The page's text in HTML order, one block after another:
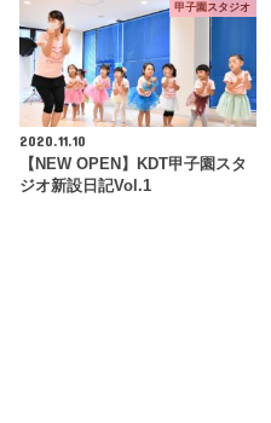
甲子園スタジオ
2020.11.10
【NEW OPEN】KDT甲子園スタ
ジオ新設日記Vol.1